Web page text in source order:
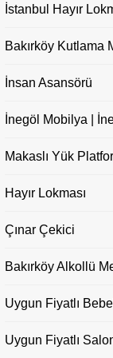
İstanbul Hayır
Bakırköy Kutlama
İnsan Asansörü
İnegöl Mobilya |
Makaslı Yük
Hayır Lokması
Çınar Çekici
Bakırköy Alkollü
Uygun Fiyatlı
Uygun Fiyatlı